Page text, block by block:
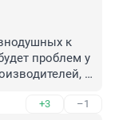
к
проблем у
+3 –1